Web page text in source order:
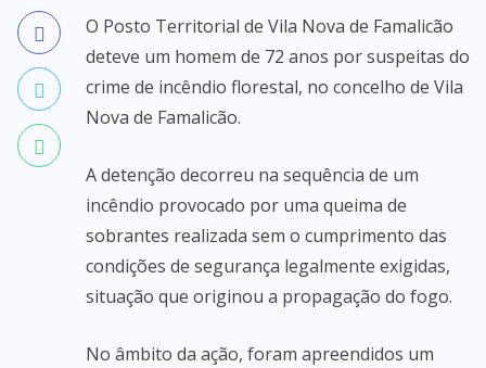
O Posto Territorial de Vila Nova de Famalicão
deteve um homem de 72 anos por suspeitas do
crime de incêndio florestal, no concelho de Vila
Nova de Famalicão.
A detenção decorreu na sequência de um
incêndio provocado por uma queima de
sobrantes realizada sem o cumprimento das
condições de segurança legalmente exigidas,
situação que originou a propagação do fogo.
No âmbito da ação, foram apreendidos um